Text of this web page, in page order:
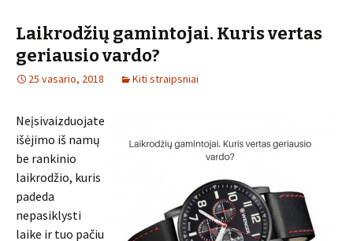
Laikrodžių gamintojai. Kuris vertas
geriausio vardo?
25 vasario, 2018 Kiti straipsniai
Neįsivaizduojate
išėjimo iš namų
be rankinio
laikrodžio, kuris
padeda
nepasiklysti
laike ir tuo pačiu